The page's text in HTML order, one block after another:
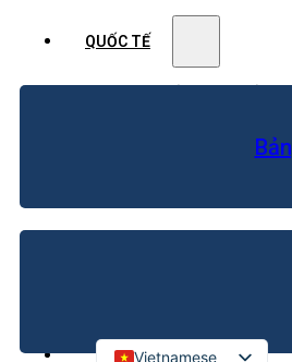
QUỐC TẾ
Kiểm toán đa
Vietnamese